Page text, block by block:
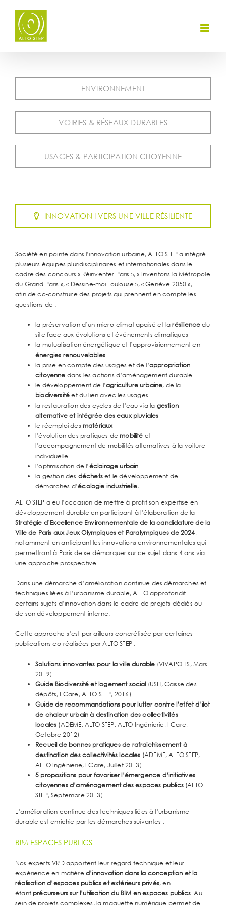
content
ENVIRONNEMENT
VOIRIES & RÉSEAUX DURABLES
USAGES & PARTICIPATION CITOYENNE
INNOVATION I VERS UNE VILLE RÉSILIENTE
Société en pointe dans l’innovation urbaine, ALTO STEP a intégré
plusieurs équipes pluridisciplinaires et internationales dans le
cadre des concours « Réinventer Paris », « Inventons la Métropole
du Grand Paris », « Dessine-moi Toulouse », « Genève 2050 », …
afin de co-construire des projets qui prennent en compte les
questions de :
la préservation d’un micro-climat apaisé et larésiliencedu
site face aux évolutions et événements climatiques
la mutualisation énergétique et l’approvisionnement en
énergies renouvelables
la prise en compte des usages et de l’appropriation
citoyenne dans les actions d’aménagement durable
le développement de l’agriculture urbaine, de la
biodiversitéet du lien avec les usages
la restauration des cycles de l’eau via la gestion
alternative et intégrée des eaux pluviales
le réemploi des matériaux
l’évolution des pratiques de mobilité et
l’accompagnement de mobilités alternatives à la voiture
individuelle
l’optimisation de l’éclairage urbain
la gestion des déchetset le développement de
démarches d’écologie industrielle.
ALTO STEP a eu l’occasion de mettre à profit son expertise en
développement durable en participant à l’élaboration de la
Stratégie d’Excellence Environnementale de la candidature de la
Ville de Paris aux Jeux Olympiques et Paralympiques de 2024,
notamment en anticipant les innovations environnementales qui
permettront à Paris de se démarquer sur ce sujet dans 4 ans via
une approche prospective.
Dans une démarche d’amélioration continue des démarches et
techniques liées à l’urbanisme durable, ALTO approfondit
certains sujets d’innovation dans le cadre de projets dédiés ou
de son développement interne.
Cette approche s’est par ailleurs concrétisée par certaines
publications co-réalisées par ALTO STEP :
Solutions innovantes pour la ville durable (VIVAPOLIS, Mars
2019)
Guide Biodiversité et logement social (USH, Caisse des
dépôts, I Care, ALTO STEP, 2016)
Guide de recommandations pour lutter contre l’effet d’ilot
de chaleur urbain à destination des collectivités
locales (ADEME, ALTO STEP, ALTO Ingénierie, I Care,
Octobre 2012)
Recueil de bonnes pratiques de rafraichissement à
destination des collectivités locales (ADEME, ALTO STEP,
ALTO Ingénierie, I Care, Juillet 2013)
5 propositions pour favoriser l’émergence d’initiatives
citoyennes d’aménagement des espaces publics(ALTO
STEP, Septembre 2013)
L’amélioration continue des techniques liées à l’urbanisme
durable est enrichie par les démarches suivantes :
BIM ESPACES PUBLICS
Nos experts VRD apportent leur regard technique et leur
expérience en matière d’innovation dans la conception et la
réalisation d’espaces publics et extérieurs privés, en
étant précurseurs sur l’utilisation du BIM en espaces publics. Au
sein de projets complexes, la maquette numérique permet de